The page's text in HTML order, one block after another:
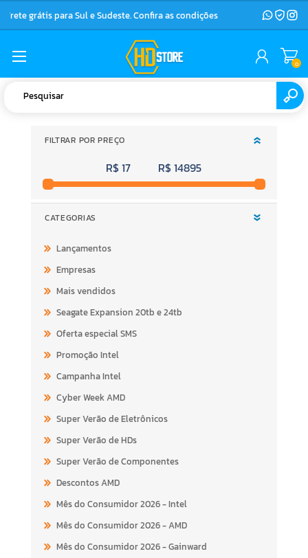
Frete grátis para Sul e Sudeste. Confira as condições
0
FILTRAR POR PREÇO
R$ 17 R$ 14895
CATEGORIAS
Lançamentos
Empresas
Mais vendidos
Seagate Expansion 20tb e 24tb
Oferta especial SMS
Promoção Intel
Campanha Intel
Cyber Week AMD
Super Verão de Eletrônicos
Super Verão de HDs
Super Verão de Componentes
Descontos AMD
Mês do Consumidor 2026 - Intel
Mês do Consumidor 2026 - AMD
Mês do Consumidor 2026 - Gainward